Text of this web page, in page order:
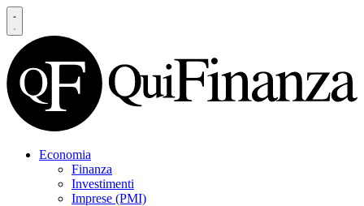
Economia
Finanza
Investimenti
Imprese (PMI)